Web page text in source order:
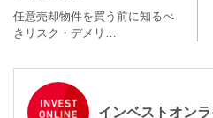
任意売却物件を買う前に知るべ
きリスク・デメリ…
インベストオン